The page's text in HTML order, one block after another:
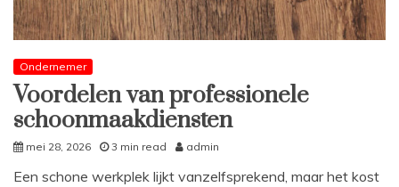
Ondernemer
Voordelen van professionele
schoonmaakdiensten
mei 28, 2026 3 min read admin
Een schone werkplek lijkt vanzelfsprekend, maar het kost